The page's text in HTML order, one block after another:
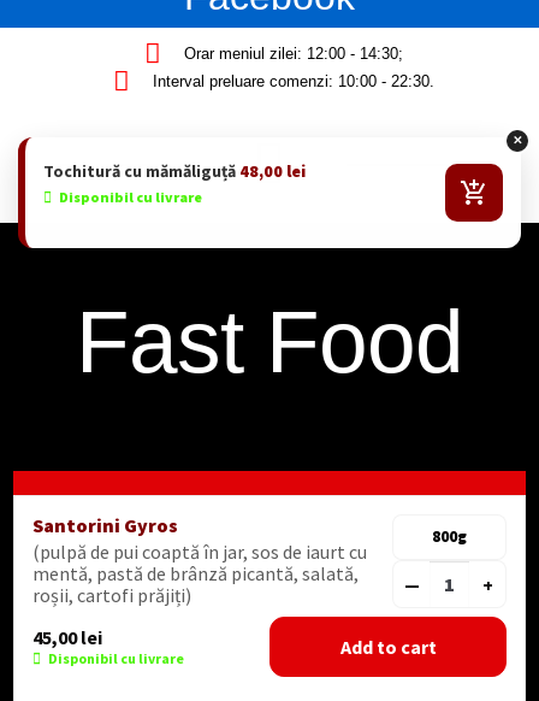
✕
Tochitură cu mămăliguță 48,00 lei
Disponibil cu livrare
Orar meniul zilei: 12:00 - 14:30;
Interval preluare comenzi: 10:00 - 22:30.
Fast Food
Santorini Gyros
(pulpă de pui coaptă în jar, sos de iaurt cu
mentă, pastă de brânză picantă, salată,
roșii, cartofi prăjiți)
800g
— +
45,00lei
Disponibil cu livrare Add to cart